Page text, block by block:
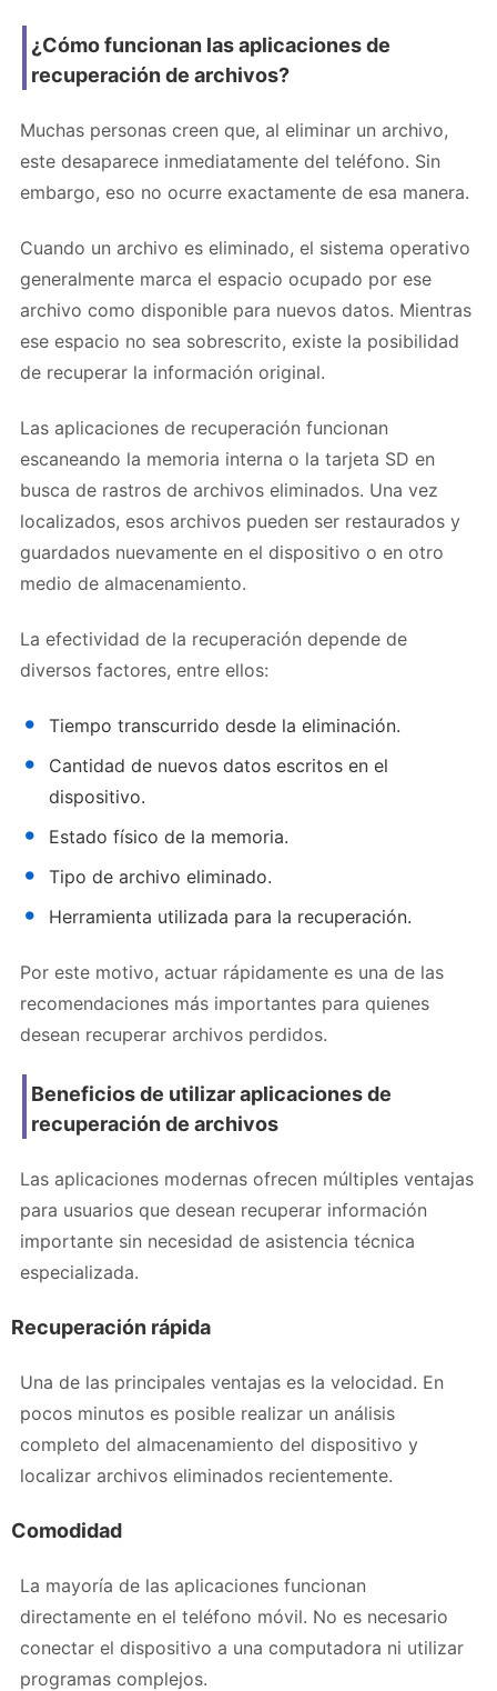
¿Cómo funcionan las aplicaciones de
recuperación de archivos?
Muchas personas creen que, al eliminar un archivo,
este desaparece inmediatamente del teléfono. Sin
embargo, eso no ocurre exactamente de esa manera.
Cuando un archivo es eliminado, el sistema operativo
generalmente marca el espacio ocupado por ese
archivo como disponible para nuevos datos. Mientras
ese espacio no sea sobrescrito, existe la posibilidad
de recuperar la información original.
Las aplicaciones de recuperación funcionan
escaneando la memoria interna o la tarjeta SD en
busca de rastros de archivos eliminados. Una vez
localizados, esos archivos pueden ser restaurados y
guardados nuevamente en el dispositivo o en otro
medio de almacenamiento.
La efectividad de la recuperación depende de
diversos factores, entre ellos:
Tiempo transcurrido desde la eliminación.
Cantidad de nuevos datos escritos en el
dispositivo.
Estado físico de la memoria.
Tipo de archivo eliminado.
Herramienta utilizada para la recuperación.
Por este motivo, actuar rápidamente es una de las
recomendaciones más importantes para quienes
desean recuperar archivos perdidos.
Beneficios de utilizar aplicaciones de
recuperación de archivos
Las aplicaciones modernas ofrecen múltiples ventajas
para usuarios que desean recuperar información
importante sin necesidad de asistencia técnica
especializada.
Recuperación rápida
Una de las principales ventajas es la velocidad. En
pocos minutos es posible realizar un análisis
completo del almacenamiento del dispositivo y
localizar archivos eliminados recientemente.
Comodidad
La mayoría de las aplicaciones funcionan
directamente en el teléfono móvil. No es necesario
conectar el dispositivo a una computadora ni utilizar
programas complejos.